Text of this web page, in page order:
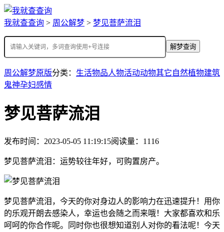
我就查查询 > 周公解梦 > 梦见菩萨流泪
解梦查询
周公解梦原版分类： 生活物品人物活动动物其它自然植物建筑
鬼神孕妇感情
梦见菩萨流泪
发布时间：2023-05-05 11:19:15阅读量：1116
梦见菩萨流泪：运势较往年好，可购置房产。
梦见菩萨流泪，今天的你对身边人的影响力在迅速提升！用你
的乐观开朗去感染人，幸运也会随之而来哦！大家都喜欢和乐
呵呵的你合作呢。同时你也很想知道别人对你的看法呢！今天